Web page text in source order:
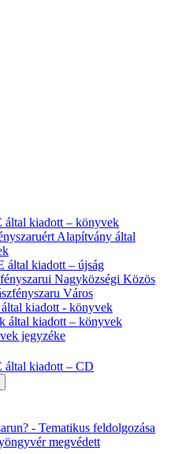
kiadott – könyvek
Alapítvány által
által kiadott – újság
Nagyközségi Közös
Város
kiadott - könyvek
által kiadott – könyvek
jegyzéke
kiadott – CD
- Tematikus feldolgozása
megvédett